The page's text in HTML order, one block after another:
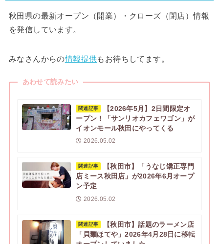
秋田県の最新オープン（開業）・クローズ（閉店）情報
を発信しています。
みなさんからの情報提供もお待ちしてます。
あわせて読みたい
関連記事
【2026年5月】2日間限定オ
ープン！「サンリオカフェワゴン」が
イオンモール秋田にやってくる
2026.05.02
関連記事
【秋田市】「うなじ矯正専門
店ミース秋田店」が2026年6月オープ
ン予定
2026.05.02
関連記事
【秋田市】話題のラーメン店
「貝麺ほてや」2026年4月28日に移転